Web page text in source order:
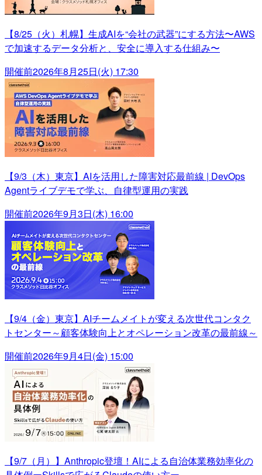
【8/25（火）札幌】生成AIを“会社の武器”にする方法〜AWS
で加速するデータ分析と、安全に導入する仕組み〜
開催前2026年8月25日(火) 17:30
【9/3（木）東京】AIを活用した障害対応最前線 | DevOps
Agentライブデモで学ぶ、自律型運用の実践
開催前2026年9月3日(木) 16:00
【9/4（金）東京】AIチームメイトが変える次世代コンタク
トセンター～顧客体験向上とオペレーション改革の最前線～
開催前2026年9月4日(金) 15:00
【9/7（月）】Anthropic登壇！AIによる自治体業務効率化の